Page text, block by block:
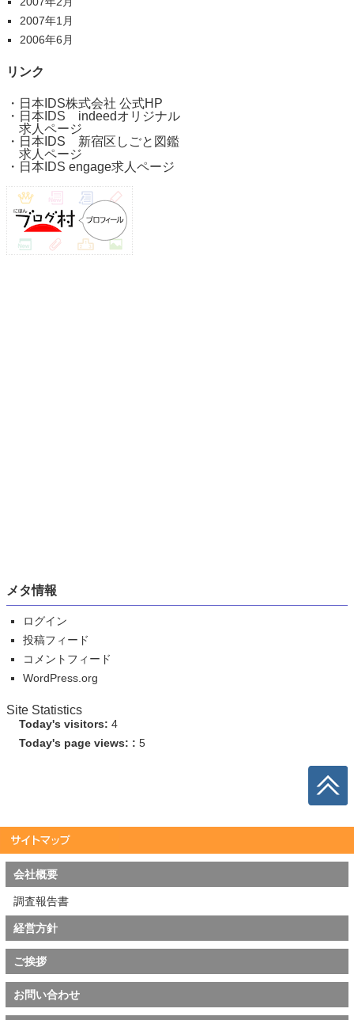
2007年1月
2006年6月
リンク
・ 日本IDS株式会社 公式HP
・ 日本IDS indeedオリジナル
求人ページ
・ 日本IDS 新宿区しごと図鑑
求人ページ
・ 日本IDS engage求人ページ
メタ情報
ログイン
投稿フィード
コメントフィード
WordPress.org
Site Statistics
Today's visitors: 4
Today's page views: : 5
会社概要
調査報告書
経営方針
ご挨拶
お問い合わせ